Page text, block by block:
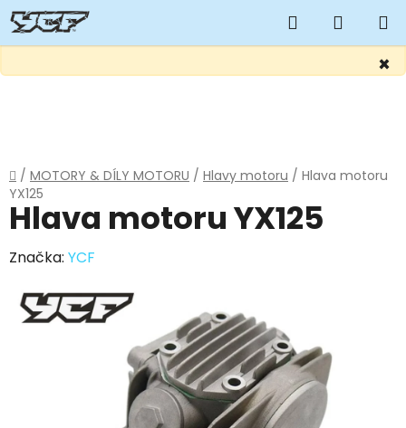
×
Hledat
KOŠÍK
Domů
/ MOTORY & DÍLY MOTORU / Hlavy motoru / Hlava motoru
YX125
Hlava motoru YX125
Značka: YCF